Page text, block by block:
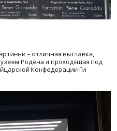
– отличная выставка,
Родена и проходящая под
Конфедерации Ги